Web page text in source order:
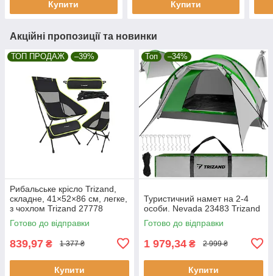
Купити Купити
Акційні пропозиції та новинки
ТОП ПРОДАЖ –39%
Рибальське крісло Trizand,
складне, 41×52×86 см, легке,
з чохлом Trizand 27778
Готово до відправки
839,97 ₴ 1 377 ₴
Купити
Топ –34%
Туристичний намет на 2-4
особи. Nevada 23483 Trizand
Готово до відправки
1 979,34 ₴ 2 999 ₴
Купити